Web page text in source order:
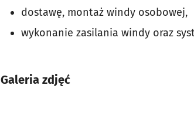
dostawę, montaż windy osobowej,
wykonanie zasilania windy oraz
Galeria zdjęć